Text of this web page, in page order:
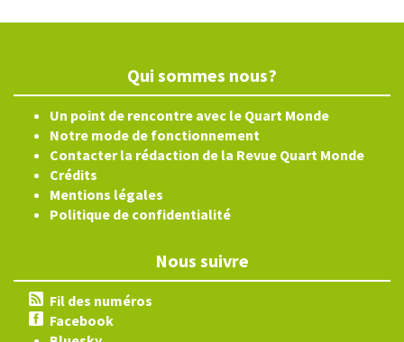
Qui sommes nous?
Un point de rencontre avec le Quart Monde
Notre mode de fonctionnement
Contacter la rédaction de la Revue Quart Monde
Crédits
Mentions légales
Politique de confidentialité
Nous suivre
Fil des numéros
Facebook